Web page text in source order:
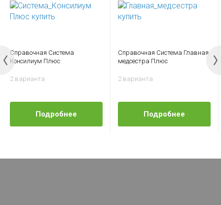
Справочная Система
Консилиум Плюс
2 варианта
Подробнее
Справочная Система Главная
медсестра Плюс
2 варианта
Подробнее